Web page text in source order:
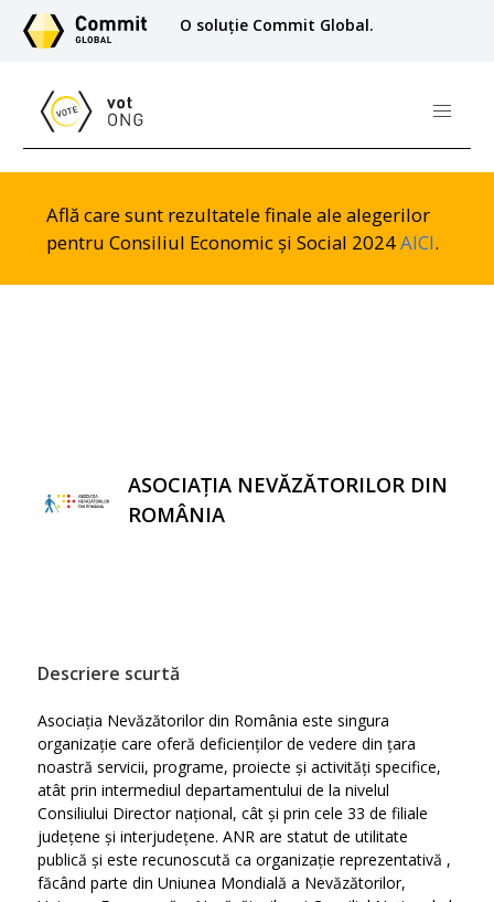
O soluție Commit Global.
Află care sunt rezultatele finale ale alegerilor
pentru Consiliul Economic și Social 2024AICI.
ASOCIAȚIA NEVĂZĂTORILOR DIN
ROMÂNIA
Descriere scurtă
Asociația Nevăzătorilor din România este singura
organizație care oferă deficienților de vedere din țara
noastră servicii, programe, proiecte și activități specifice,
atât prin intermediul departamentului de la nivelul
Consiliului Director național, cât și prin cele 33 de filiale
județene și interjudețene. ANR are statut de utilitate
publică și este recunoscută ca organizație reprezentativă ,
făcând parte din Uniunea Mondială a Nevăzătorilor,